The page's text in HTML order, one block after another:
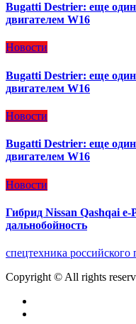
Bugatti Destrier: еще
двигателем W16
Новости
Bugatti Destrier: еще
двигателем W16
Новости
Bugatti Destrier: еще
двигателем W16
Новости
Гибрид Nissan Qashqai
дальнобойность
спецтехника российского
Copyright © All rights